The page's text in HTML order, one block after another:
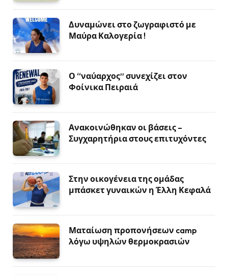
Δυναμώνει στο ζωγραφιστό με
Μαύρα Καλογερία !
Ο “ναύαρχος” συνεχίζει στον
Φοίνικα Πειραιά
Ανακοινώθηκαν οι βάσεις –
Συγχαρητήρια στους επιτυχόντες
Στην οικογένεια της ομάδας
μπάσκετ γυναικών η Έλλη Κεφαλά
Ματαίωση προπονήσεων camp
λόγω υψηλών θερμοκρασιών